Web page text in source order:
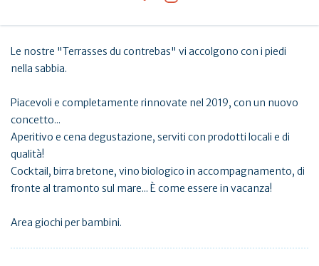
Le nostre "Terrasses du contrebas" vi accolgono con i piedi
nella sabbia.
Piacevoli e completamente rinnovate nel 2019, con un nuovo
concetto...
Aperitivo e cena degustazione, serviti con prodotti locali e di
qualità!
Cocktail, birra bretone, vino biologico in accompagnamento, di
fronte al tramonto sul mare... È come essere in vacanza!
Area giochi per bambini.